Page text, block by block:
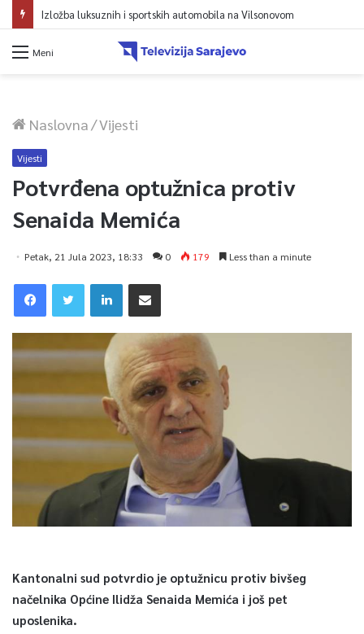
Izložba luksuznih i sportskih automobila na Vilsonovom
Meni
Naslovna/Vijesti
Vijesti
Potvrđena optužnica protiv
Senaida Memića
Petak, 21 Jula 2023, 18:33 0 179 Less than a minute
Kantonalni sud potvrdio je optužnicu protiv bivšeg
načelnika Općine Ilidža Senaida Memića i još pet
uposlenika.